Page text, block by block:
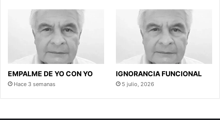
EMPALME DE YO CON YO
Hace 3 semanas
IGNORANCIA FUNCIONAL
5 julio, 2026